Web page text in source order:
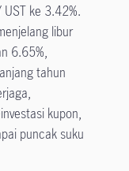
ke 3.42%.
libur
6.65%,
tahun
kupon,
puncak suku